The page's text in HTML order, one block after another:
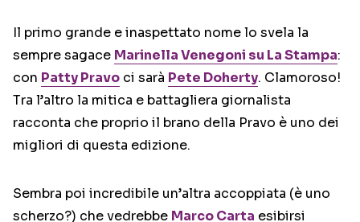
Il primo grande e inaspettato nome lo svela la
sempre sagace Marinella Venegoni su La Stampa:
con Patty Pravo ci sarà Pete Doherty. Clamoroso!
Tra l’altro la mitica e battagliera giornalista
racconta che proprio il brano della Pravo è uno dei
migliori di questa edizione.
Sembra poi incredibile un’altra accoppiata (è uno
scherzo?) che vedrebbe Marco Carta esibirsi